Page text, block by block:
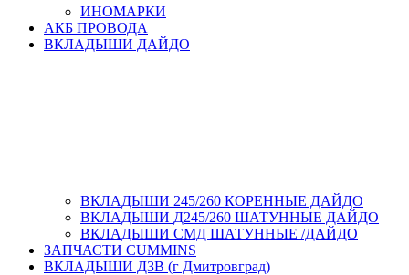
ИНОМАРКИ
АКБ ПРОВОДА
ВКЛАДЫШИ ДАЙДО
ВКЛАДЫШИ 245/260 КОРЕННЫЕ ДАЙДО
ВКЛАДЫШИ Д245/260 ШАТУННЫЕ ДАЙДО
ВКЛАДЫШИ СМД ШАТУННЫЕ /ДАЙДО
ЗАПЧАСТИ CUMMINS
ВКЛАДЫШИ ДЗВ (г Дмитровград)